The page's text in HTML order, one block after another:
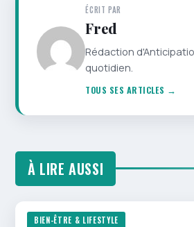
ÉCRIT PAR
Fred
Rédaction
quotidien.
TOUS SES ARTICLES →
À LIRE AUSSI
BIEN-ÊTRE & LIFESTYLE